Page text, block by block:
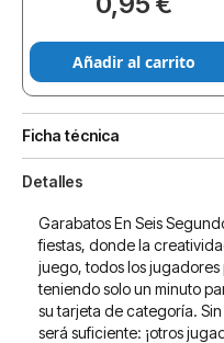
Añadir al carrito
Ficha técnica
Detalles
Garabatos En Seis
fiestas, donde la
juego, todos los jugadores
teniendo solo un minuto
su tarjeta de categoría.
será suficiente: ¡otros